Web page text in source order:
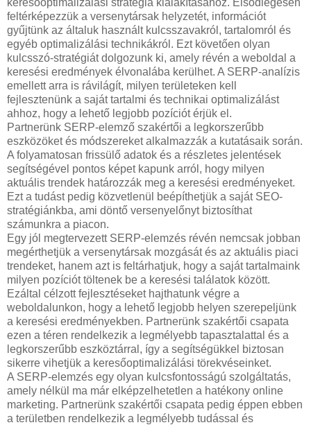
feltérképezzük a versenytársak helyzetét, információt
gyűjtünk az általuk használt kulcsszavakról, tartalomról és
egyéb optimalizálási technikákról. Ezt követően olyan
kulcsszó-stratégiát dolgozunk ki, amely révén a weboldal a
keresési eredmények élvonalába kerülhet. A SERP-analízis
emellett arra is rávilágít, milyen területeken kell
fejlesztenünk a saját tartalmi és technikai optimalizálást
ahhoz, hogy a lehető legjobb pozíciót érjük el.
Partnerünk SERP-elemző szakértői a legkorszerűbb
eszközöket és módszereket alkalmazzák a kutatásaik során.
A folyamatosan frissülő adatok és a részletes jelentések
segítségével pontos képet kapunk arról, hogy milyen
aktuális trendek határozzák meg a keresési eredményeket.
Ezt a tudást pedig közvetlenül beépíthetjük a saját SEO-
stratégiánkba, ami döntő versenyelőnyt biztosíthat
számunkra a piacon.
Egy jól megtervezett SERP-elemzés révén nemcsak jobban
megérthetjük a versenytársak mozgását és az aktuális piaci
trendeket, hanem azt is feltárhatjuk, hogy a saját tartalmaink
milyen pozíciót töltenek be a keresési találatok között.
Ezáltal célzott fejlesztéseket hajthatunk végre a
weboldalunkon, hogy a lehető legjobb helyen szerepeljünk
a keresési eredményekben. Partnerünk szakértői csapata
ezen a téren rendelkezik a legmélyebb tapasztalattal és a
legkorszerűbb eszköztárral, így a segítségükkel biztosan
sikerre vihetjük a keresőoptimalizálási törekvéseinket.
A SERP-elemzés egy olyan kulcsfontosságú szolgáltatás,
amely nélkül ma már elképzelhetetlen a hatékony online
marketing. Partnerünk szakértői csapata pedig éppen ebben
a területben rendelkezik a legmélyebb tudással és